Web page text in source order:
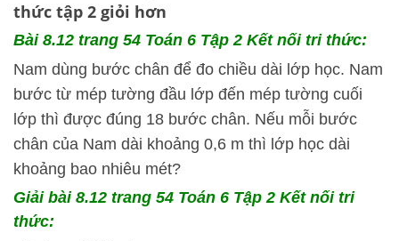
thức tập 2 giỏi hơn
Bài 8.12 trang 54 Toán 6 Tập 2 Kết nối tri thức:
Nam dùng bước chân để đo chiều dài lớp học. Nam
bước từ mép tường đầu lớp đến mép tường cuối
lớp thì được đúng 18 bước chân. Nếu mỗi bước
chân của Nam dài khoảng 0,6 m thì lớp học dài
khoảng bao nhiêu mét?
Giải bài 8.12 trang 54 Toán 6 Tập 2 Kết nối tri
thức: